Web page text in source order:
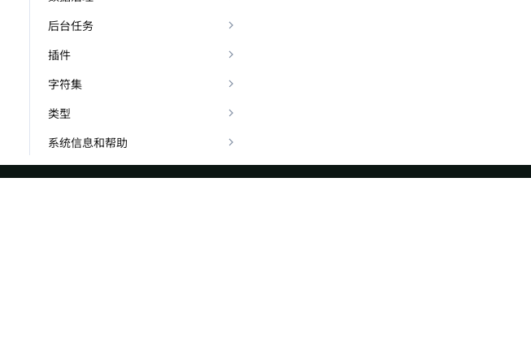
后台任务
插件
字符集
类型
系统信息和帮助